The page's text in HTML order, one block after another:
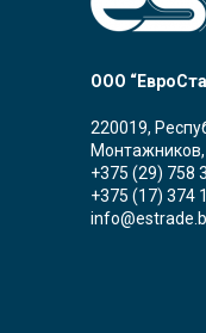
ООО
220019,
Монтажников,
+375 (29) 758
+375 (17) 374